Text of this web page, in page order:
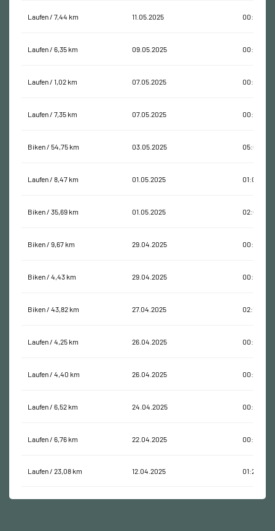
Laufen / 7,44 km 11.05.2025 00:48:59
Laufen / 6,35 km 09.05.2025 00:42:09
Laufen / 1,02 km 07.05.2025 00:07:49
Laufen / 7,35 km 07.05.2025 00:45:41
Biken / 54,75 km 03.05.2025 05:05:56
Laufen / 8,47 km 01.05.2025 01:01:20
Biken / 35,69 km 01.05.2025 02:01:01
Biken / 9,67 km 29.04.2025 00:30:51
Biken / 4,43 km 29.04.2025 00:11:15
Biken / 43,82 km 27.04.2025 02:17:38
Laufen / 4,25 km 26.04.2025 00:30:11
Laufen / 4,40 km 26.04.2025 00:35:17
Laufen / 6,52 km 24.04.2025 00:44:24
Laufen / 6,76 km 22.04.2025 00:45:40
Laufen / 23,08 km 12.04.2025 01:22:39